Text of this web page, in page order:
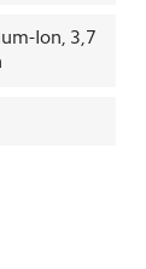
Ion, 3,7